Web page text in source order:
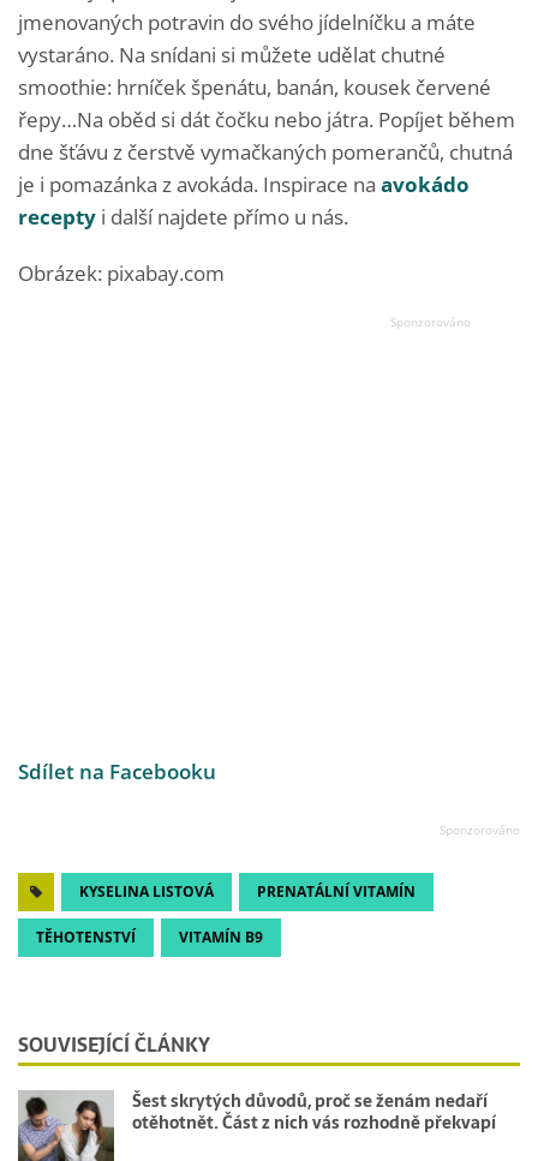
jmenovaných potravin do svého jídelníčku a máte
vystaráno. Na snídani si můžete udělat chutné
smoothie: hrníček špenátu, banán, kousek červené
řepy…Na oběd si dát čočku nebo játra. Popíjet během
dne šťávu z čerstvě vymačkaných pomerančů, chutná
je i pomazánka z avokáda. Inspirace na avokádo
recepty i další najdete přímo u nás.
Obrázek: pixabay.com
Sdílet na Facebooku
KYSELINA LISTOVÁ PRENATÁLNÍ VITAMÍN
TĚHOTENSTVÍ VITAMÍN B9
SOUVISEJÍCÍ ČLÁNKY
Šest skrytých důvodů, proč se ženám nedaří
otěhotnět. Část z nich vás rozhodně překvapí